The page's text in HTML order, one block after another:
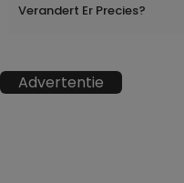
Verandert Er Precies?
Advertentie